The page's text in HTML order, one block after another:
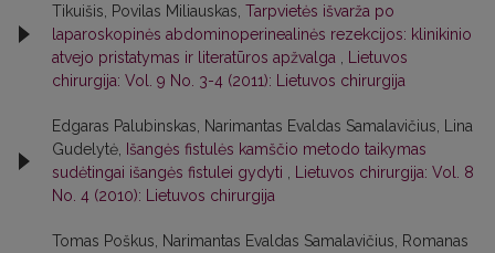
Tikuišis, Povilas Miliauskas, Tarpvietės išvarža po
laparoskopinės abdominoperinealinės rezekcijos: klinikinio
atvejo pristatymas ir literatūros apžvalga
Lietuvos
chirurgija: Vol. 9 No. 3-4 (2011): Lietuvos chirurgija
Edgaras Palubinskas, Narimantas Evaldas Samalavičius, Lina
Gudelytė,
Išangės fistulės kamščio metodo taikymas
sudėtingai išangės fistulei gydyti
Lietuvos chirurgija: Vol. 8
No. 4 (2010): Lietuvos chirurgija
Tomas Poškus, Narimantas Evaldas Samalavičius, Romanas